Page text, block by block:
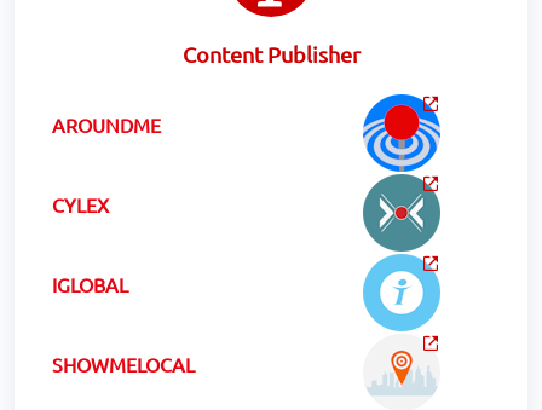
Content Publisher
AROUNDME
CYLEX
IGLOBAL
SHOWMELOCAL